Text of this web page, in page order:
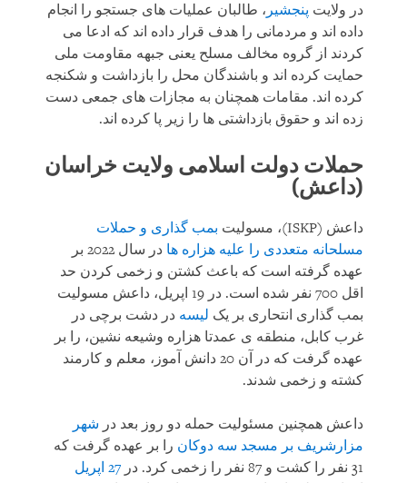
در ولایت پنجشیر ، طالبان عملیات های جستجو را انجام
داده اند و مردمانی را هدف قرار داده اند که ادعا می
کردند از گروه مخالف مسلح یعنی جبهه مقاومت ملی
حمایت کرده اند و باشندگان محل را بازداشت و شکنجه
کرده اند. مقامات همچنان به مجازات های جمعی دست
زده اند و حقوق بازداشتی ها را زیر پا کرده اند.
حملات دولت اسلامی ولایت خراسان
(داعش)
داعش (ISKP)، مسولیت
بمب گذاری و حملات
مسلحانه متعددی را علیه هزاره ها
در سال 2022 بر
عهده گرفته است که باعث کشتن و زخمی کردن حد
اقل 700 نفر شده است. در 19 اپریل، داعش‌ مسولیت
بمب گذاری انتحاری بر یک لیسه در دشت برچی در
غرب کابل، منطقه ی عمدتا هزاره وشیعه نشین، را بر
عهده گرفت که در آن 20 دانش آموز، معلم و کارمند
کشته و زخمی شدند.
داعش همچنین مسئولیت حمله دو روز بعد در شهر
مزارشریف بر مسجد سه دوکان را بر عهده گرفت که
31 نفر را کشت و 87 نفر را زخمی کرد. در
27 اپریل